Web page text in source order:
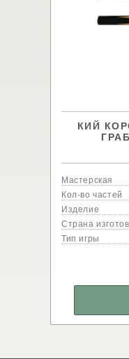
КИЙ
Мастерская
Кол-во частей
Изделие
Страна
Тип игры